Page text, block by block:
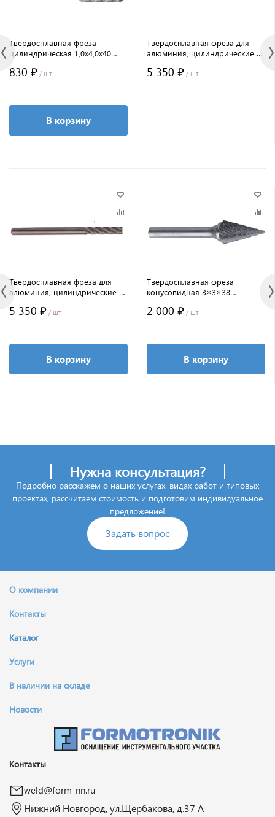
Твердосплавная фреза
цилиндрическая 1,0x4,0x40
830 ₽ / шт
В корзину
Твердосплавная фреза для
алюминия, цилиндрические с
5 350 ₽ / шт
Твердосплавная фреза для
алюминия, цилиндрические с
5 350 ₽ / шт
В корзину
Твердосплавная фреза
конусовидная 3×3×38
2 000 ₽ / шт
В корзину
Нужна консультация?
Подробно расскажем о наших услугах, видах работ и типовых
проектах, рассчитаем стоимость и подготовим индивидуальное
предложение!
Задать вопрос
О компании
Контакты
Каталог
Услуги
В наличии на складе
Новости
Контакты
weld@form-nn.ru
Нижний Новгород, ул.Щербакова, д.37 А